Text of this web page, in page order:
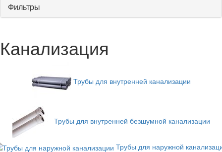
Фильтры
Канализация
Трубы для внутренней канализации
Трубы для внутренней безшумной канализации
Трубы для наружной